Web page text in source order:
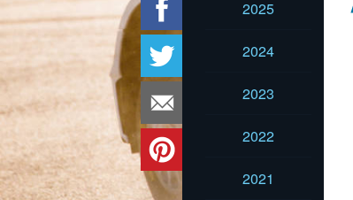
2025
2024
2023
2022
2021